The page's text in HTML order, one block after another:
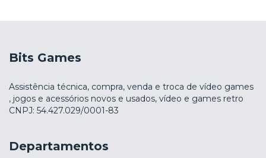
Bits Games
Assistência técnica, compra, venda e troca de vídeo games
, jogos e acessórios novos e usados, vídeo e games retro
CNPJ: 54.427.029/0001-83
Departamentos